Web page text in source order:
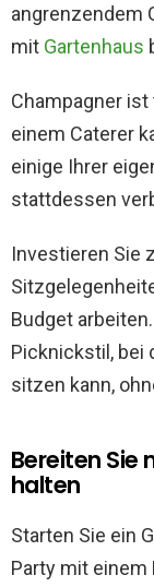
angrenzendem
mit Gartenhaus
Champagner
einem Caterer
einige Ihrer
stattdessen
Investieren Sie
Budget
Picknickstil, bei
sitzen kann,
Bereiten Sie
halten
Starten Sie ein
Party mit einem